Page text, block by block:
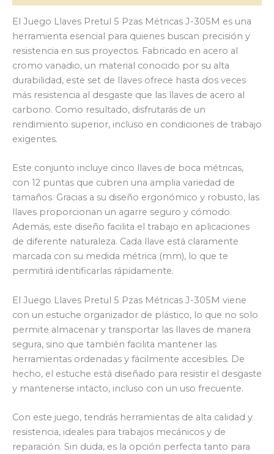
El Juego Llaves Pretul 5 Pzas Métricas J-305M es una
herramienta esencial para quienes buscan precisión y
resistencia en sus proyectos. Fabricado en acero al
cromo vanadio, un material conocido por su alta
durabilidad, este set de llaves ofrece hasta dos veces
más resistencia al desgaste que las llaves de acero al
carbono. Como resultado, disfrutarás de un
rendimiento superior, incluso en condiciones de trabajo
exigentes.
Este conjunto incluye cinco llaves de boca métricas,
con 12 puntas que cubren una amplia variedad de
tamaños. Gracias a su diseño ergonómico y robusto, las
llaves proporcionan un agarre seguro y cómodo.
Además, este diseño facilita el trabajo en aplicaciones
de diferente naturaleza. Cada llave está claramente
marcada con su medida métrica (mm), lo que te
permitirá identificarlas rápidamente.
El Juego Llaves Pretul 5 Pzas Métricas J-305M viene
con un estuche organizador de plástico, lo que no solo
permite almacenar y transportar las llaves de manera
segura, sino que también facilita mantener las
herramientas ordenadas y fácilmente accesibles. De
hecho, el estuche está diseñado para resistir el desgaste
y mantenerse intacto, incluso con un uso frecuente.
Con este juego, tendrás herramientas de alta calidad y
resistencia, ideales para trabajos mecánicos y de
reparación. Sin duda, es la opción perfecta tanto para